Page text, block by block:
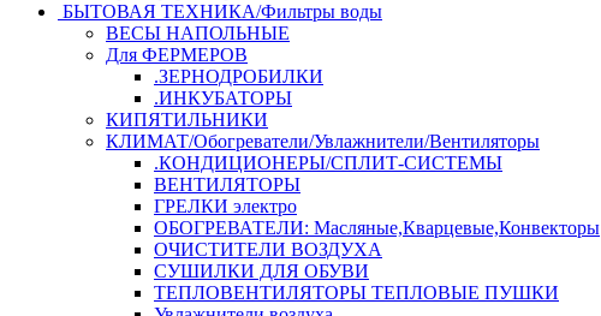
БЫТОВАЯ ТЕХНИКА/Фильтры воды
ВЕСЫ НАПОЛЬНЫЕ
Для ФЕРМЕРОВ
.ЗЕРНОДРОБИЛКИ
.ИНКУБАТОРЫ
КИПЯТИЛЬНИКИ
КЛИМАТ/Обогреватели/Увлажнители/Вентиляторы
.КОНДИЦИОНЕРЫ/СПЛИТ-СИСТЕМЫ
ВЕНТИЛЯТОРЫ
ГРЕЛКИ электро
ОБОГРЕВАТЕЛИ: Масляные,Кварцевые,Конвекторы
ОЧИСТИТЕЛИ ВОЗДУХА
СУШИЛКИ ДЛЯ ОБУВИ
ТЕПЛОВЕНТИЛЯТОРЫ ТЕПЛОВЫЕ ПУШКИ